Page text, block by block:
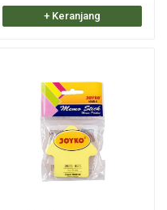
+ Keranjang